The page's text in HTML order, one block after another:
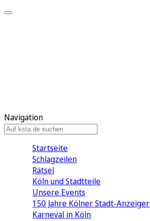
Navigation
Startseite
Schlagzeilen
Rätsel
Köln und Stadtteile
Unsere Events
150 Jahre Kölner Stadt-Anzeiger
Karneval in Köln